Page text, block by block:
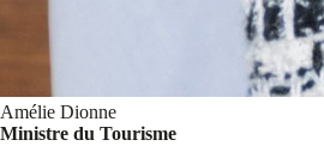
Amélie Dionne
Ministre du Tourisme